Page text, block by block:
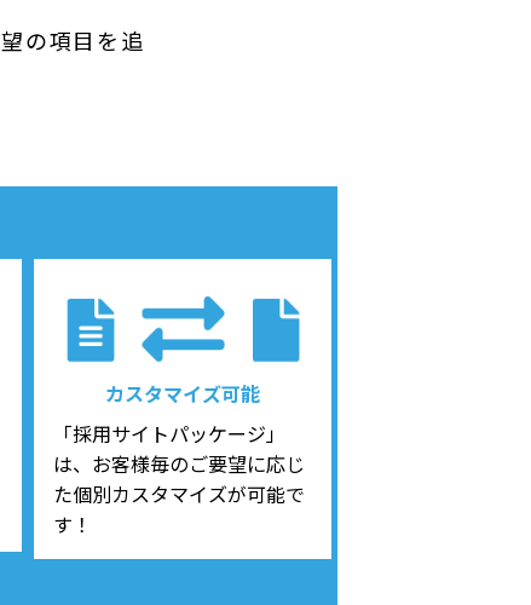
の項目を追
カスタマイズ可能
「採用サイトパッケージ」
は、お客様毎のご要望に応じ
た個別カスタマイズが可能で
す！